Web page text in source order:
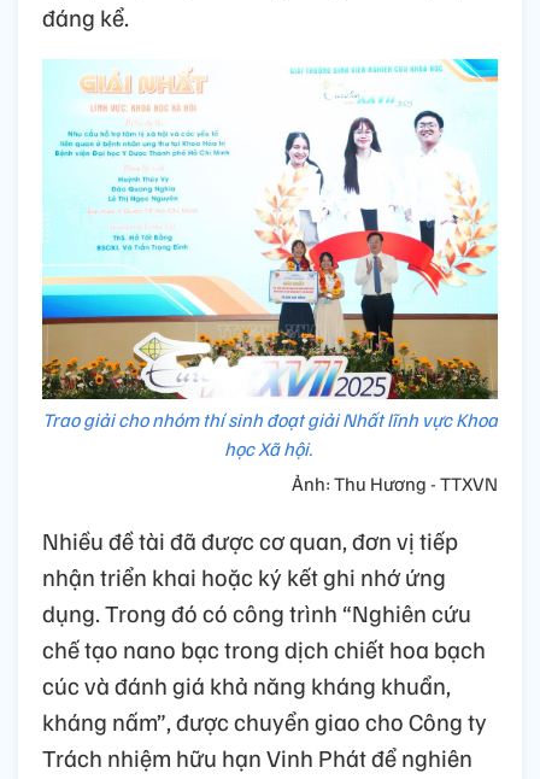
đáng kể.
Trao giải cho nhóm thí sinh đoạt giải Nhất lĩnh vực Khoa
học Xã hội.
Ảnh: Thu Hương - TTXVN
Nhiều đề tài đã được cơ quan, đơn vị tiếp
nhận triển khai hoặc ký kết ghi nhớ ứng
dụng. Trong đó có công trình “Nghiên cứu
chế tạo nano bạc trong dịch chiết hoa bạch
cúc và đánh giá khả năng kháng khuẩn,
kháng nấm”, được chuyển giao cho Công ty
Trách nhiệm hữu hạn Vinh Phát để nghiên